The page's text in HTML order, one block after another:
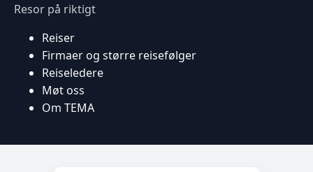
Resor på riktigt
Reiser
Firmaer og større reisefølger
Reiseledere
Møt oss
Om TEMA